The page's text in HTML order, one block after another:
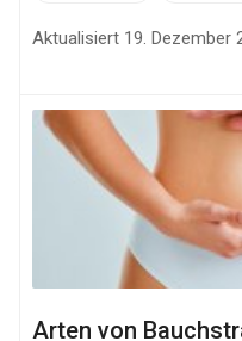
800.000 Menschen einer
einer dieser Glückspilze werden. Sie müssen
Aktualisiert 19. Dezember
Arten von